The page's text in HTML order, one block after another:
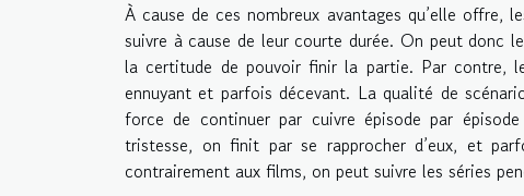
À cause de ces nombreux avantages qu’elle offre,
suivre à cause de leur courte durée. On peut donc
la certitude de pouvoir finir la partie. Par contre,
ennuyant et parfois décevant. La qualité de
force de continuer par cuivre épisode par
tristesse, on finit par se rapprocher d’eux, et
contrairement aux films, on peut suivre les séries